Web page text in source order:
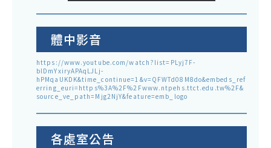
體中影音
https://www.youtube.com/watch?list=PLyj7F-
blDmYxiryAPAqLJLj-
hPMqaUKDK&time_continue=1&v=QFWTd08M8do&embeds_ref
erring_euri=https%3A%2F%2Fwww.ntpehs.ttct.edu.tw%2F&
source_ve_path=Mjg2NjY&feature=emb_logo
各處室公告